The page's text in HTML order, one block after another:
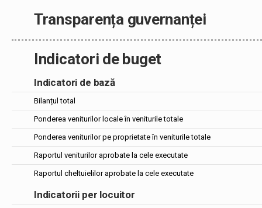
Transparența guvernanței
Indicatori de buget
Indicatori de bază
Bilanțul total
Ponderea veniturilor locale în veniturile totale
Ponderea veniturilor pe proprietate în veniturile totale
Raportul veniturilor aprobate la cele executate
Raportul cheltuielilor aprobate la cele executate
Indicatorii per locuitor